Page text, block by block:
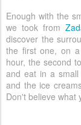
Enough with the
we took from
discover the
the first one, on
hour, the second
and eat in a
and the ice
Don't believe what